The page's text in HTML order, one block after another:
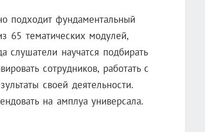
подходит фундаментальный
65 тематических модулей,
слушатели научатся подбирать
сотрудников, работать с
своей деятельности.
на амплуа универсала.